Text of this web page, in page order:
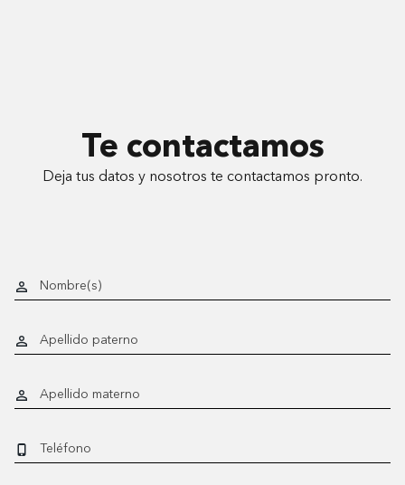
Te contactamos
Deja tus datos y nosotros te contactamos pronto.
Nombre(s)
Apellido paterno
Apellido materno
Teléfono